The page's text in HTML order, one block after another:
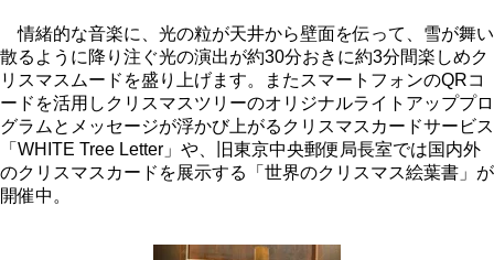
情緒的な音楽に、光の粒が天井から壁面を伝って、雪が舞い
散るように降り注ぐ光の演出が約30分おきに約3分間楽しめク
リスマスムードを盛り上げます。またスマートフォンのQRコ
ードを活用しクリスマスツリーのオリジナルライトアッププロ
グラムとメッセージが浮かび上がるクリスマスカードサービス
「WHITE Tree Letter」や、旧東京中央郵便局長室では国内外
のクリスマスカードを展示する「世界のクリスマス絵葉書」が
開催中。